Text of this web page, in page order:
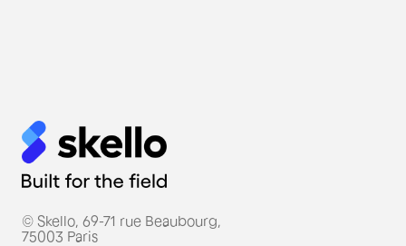
© Skello, 69-71 rue Beaubourg,
75003 Paris